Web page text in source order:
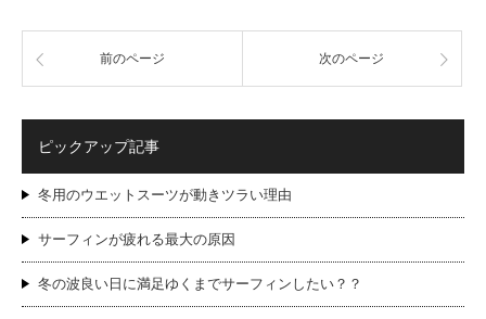
前のページ 次のページ
ピックアップ記事
冬用のウエットスーツが動きツラい理由
サーフィンが疲れる最大の原因
冬の波良い日に満足ゆくまでサーフィンしたい？？